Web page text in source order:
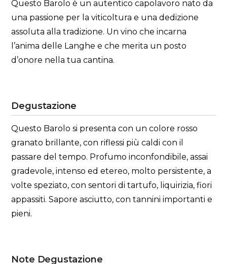
Questo Barolo è un autentico capolavoro nato da
una passione per la viticoltura e una dedizione
assoluta alla tradizione. Un vino che incarna
l’anima delle Langhe e che merita un posto
d’onore nella tua cantina.
Degustazione
Questo Barolo si presenta con un colore rosso
granato brillante, con riflessi più caldi con il
passare del tempo. Profumo inconfondibile, assai
gradevole, intenso ed etereo, molto persistente, a
volte speziato, con sentori di tartufo, liquirizia, fiori
appassiti. Sapore asciutto, con tannini importanti e
pieni.
Note Degustazione